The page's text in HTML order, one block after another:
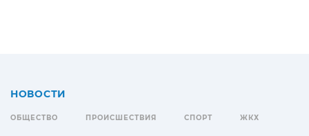
НОВОСТИ
ОБЩЕСТВО ПРОИСШЕСТВИЯ СПОРТ ЖКХ